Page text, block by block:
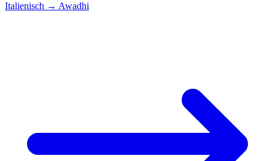
Italienisch → Awadhi